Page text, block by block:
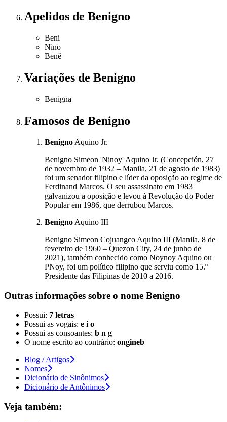
Apelidos de Benigno
Beni
Nino
Benê
Variações de Benigno
Benigna
Famosos de Benigno
Benigno Aquino Jr.
Benigno Simeon 'Ninoy' Aquino Jr. (Concepción, 27
de novembro de 1932 – Manila, 21 de agosto de 1983)
foi um senador filipino e líder da oposição ao regime de
Ferdinand Marcos. O seu assassinato em 1983
galvanizou a oposição e levou à Revolução do Poder
Popular em 1986, que derrubou Marcos.
Benigno Aquino III
Benigno Simeon Cojuangco Aquino III (Manila, 8 de
fevereiro de 1960 – Quezon City, 24 de junho de
2021), também conhecido como Noynoy Aquino ou
PNoy, foi um político filipino que serviu como 15.º
Presidente das Filipinas de 2010 a 2016.
Outras informações sobre o nome Benigno
Possui: 7 letras
Possui as vogais: e i o
Possui as consoantes: b n g
O nome escrito ao contrário: ongineb
Blog / Artigos
Nomes
Dicionário de Sinônimos
Dicionário de Antônimos
Veja também: